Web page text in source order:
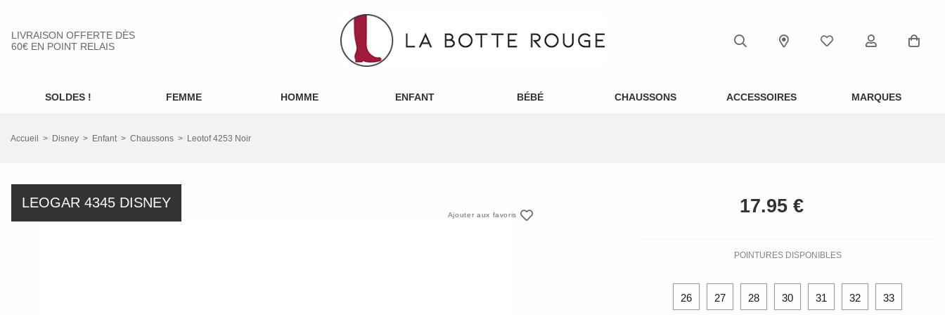
LIVRAISON OFFERTE DÈS
60€ EN POINT RELAIS
SOLDES ! FEMME HOMME ENFANT BÉBÉ CHAUSSONS ACCESSOIRES MARQUES
Accueil Disney Enfant Chaussons Leotof 4253 Noir
LEOGAR 4345 DISNEY
Ajouter aux favoris
POINTURES DISPONIBLES
26 27 28 30 31 32 33